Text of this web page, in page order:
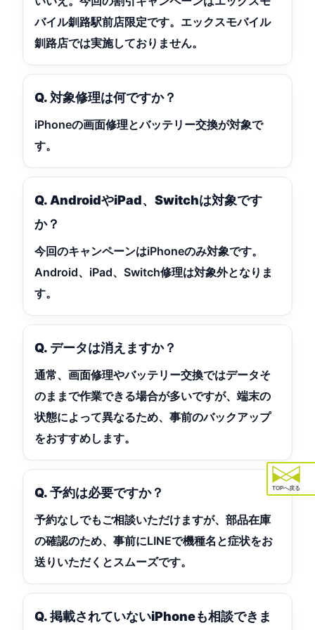
バイル釧路駅前店限定です。エックスモバイル
釧路店では実施しておりません。
Q. 対象修理は何ですか？
iPhoneの画面修理とバッテリー交換が対象で
す。
Q. AndroidやiPad、Switchは対象です
か？
今回のキャンペーンはiPhoneのみ対象です。
Android、iPad、Switch修理は対象外となりま
す。
Q. データは消えますか？
通常、画面修理やバッテリー交換ではデータそ
のままで作業できる場合が多いですが、端末の
状態によって異なるため、事前のバックアップ
をおすすめします。
Q. 予約は必要ですか？
予約なしでもご相談いただけますが、部品在庫
の確認のため、事前にLINEで機種名と症状をお
送りいただくとスムーズです。
Q. 掲載されていないiPhoneも相談できま
TOPへ戻る